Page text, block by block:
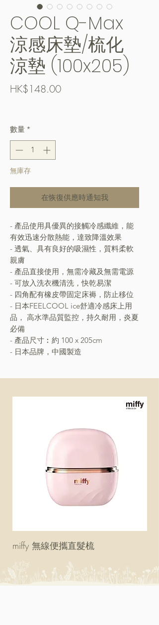
COOL Q-Max
涼感床墊/梳化
涼墊 (100x205)
HK$148.00價
數量 *
無庫存
在恢復供應時通知我
- 產品使用具優異的接觸冷感纖維，能
有效迅速分散熱能，達致降溫效果
- 透氣、具有良好的吸濕性，質料柔軟
親膚
- 產品直接使用，無需冷藏及無需電源
- 可放入洗衣機清洗，快乾易潔
- 四角配有橡皮帶固定床褥，防止移位
- 日本FEELCOOL ice舒適冷感床上用
品， 高水準品質監控，持久耐用，炎夏
必備
- 產品尺寸︰約 100 x 205cm
- 日本品牌，中國製造
miffy 無線便攜直髮梳